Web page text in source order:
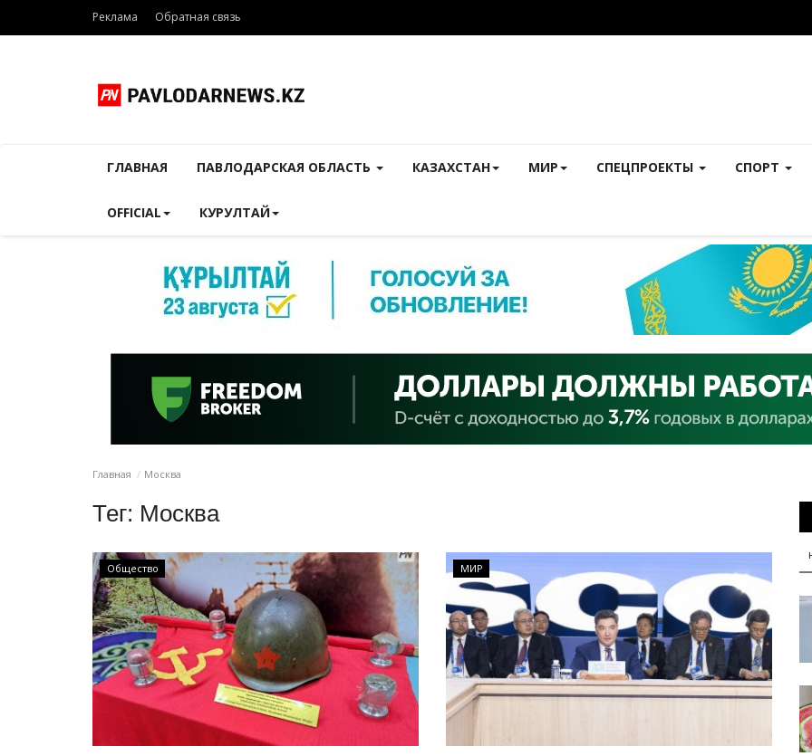
Реклама Обратная связь
ГЛАВНАЯ ПАВЛОДАРСКАЯ ОБЛАСТЬ КАЗАХСТАН МИР СПЕЦПРОЕКТЫ СПОРТ
OFFICIAL КУРУЛТАЙ
Главная Москва
Тег: Москва
Общество МИР